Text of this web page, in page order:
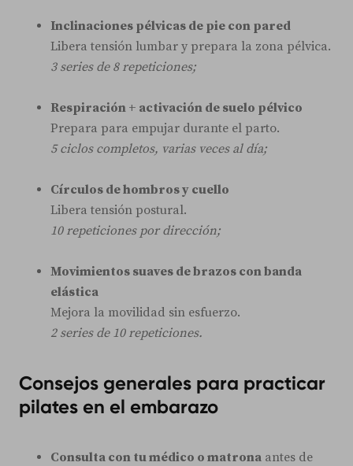
Inclinaciones pélvicas de pie con pared
Libera tensión lumbar y prepara la zona pélvica.
3 series de 8 repeticiones;
Respiración + activación de suelo pélvico
Prepara para empujar durante el parto.
5 ciclos completos, varias veces al día;
Círculos de hombros y cuello
Libera tensión postural.
10 repeticiones por dirección;
Movimientos suaves de brazos con banda
elástica
Mejora la movilidad sin esfuerzo.
2 series de 10 repeticiones.
Consejos generales para practicar
pilates en el embarazo
Consulta con tu médico o matrona antes de